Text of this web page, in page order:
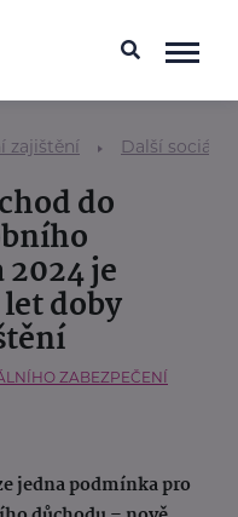
zajištění Další sociální
do
je
doby
ZABEZPEČENÍ
jedna podmínka pro